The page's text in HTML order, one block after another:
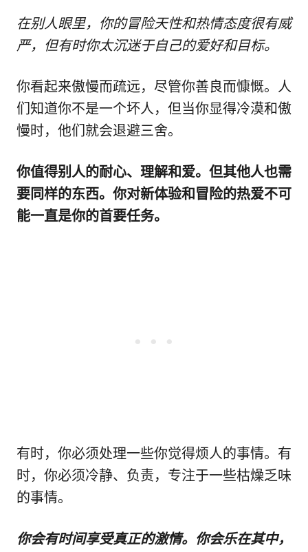
在别人眼里，你的冒险天性和热情态度很有威
严，但有时你太沉迷于自己的爱好和目标。
你看起来傲慢而疏远，尽管你善良而慷慨。人
们知道你不是一个坏人，但当你显得冷漠和傲
慢时，他们就会退避三舍。
你值得别人的耐心、理解和爱。但其他人也需
要同样的东西。你对新体验和冒险的热爱不可
能一直是你的首要任务。
有时，你必须处理一些你觉得烦人的事情。有
时，你必须冷静、负责，专注于一些枯燥乏味
的事情。
你会有时间享受真正的激情。你会乐在其中，